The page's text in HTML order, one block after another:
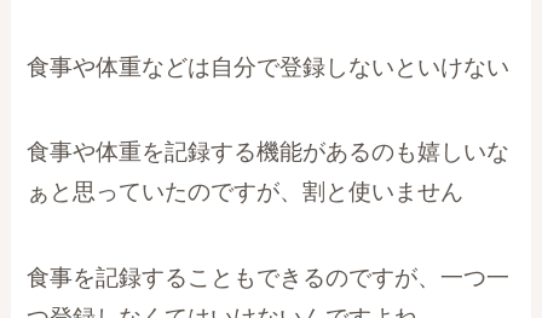
食事や体重などは自分で登録しないといけない
食事や体重を記録する機能があるのも嬉しいな
ぁと思っていたのですが、割と使いません
食事を記録することもできるのですが、一つ一